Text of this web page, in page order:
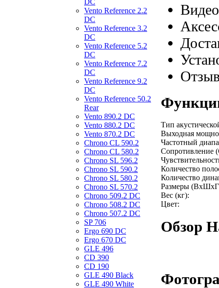
DC
Vento Reference 2.2
DC
Vento Reference 3.2
DC
Vento Reference 5.2
DC
Vento Reference 7.2
DC
Vento Reference 9.2
DC
Vento Reference 50.2
Rear
Vento 890.2 DС
Vento 880.2 DС
Vento 870.2 DС
Chrono CL 590.2
Chrono CL 580.2
Chrono SL 596.2
Chrono SL 590.2
Chrono SL 580.2
Chrono SL 570.2
Chrono 509.2 DC
Chrono 508.2 DC
Chrono 507.2 DC
SP 706
Ergo 690 DC
Ergo 670 DC
GLE 496
CD 390
CD 190
GLE 490 Black
GLE 490 White
Видео
Тип
Выходная
Частотный
Сопротивление
Количество
Количество
Размеры
Вес (кг):
Цвет:
Обзор